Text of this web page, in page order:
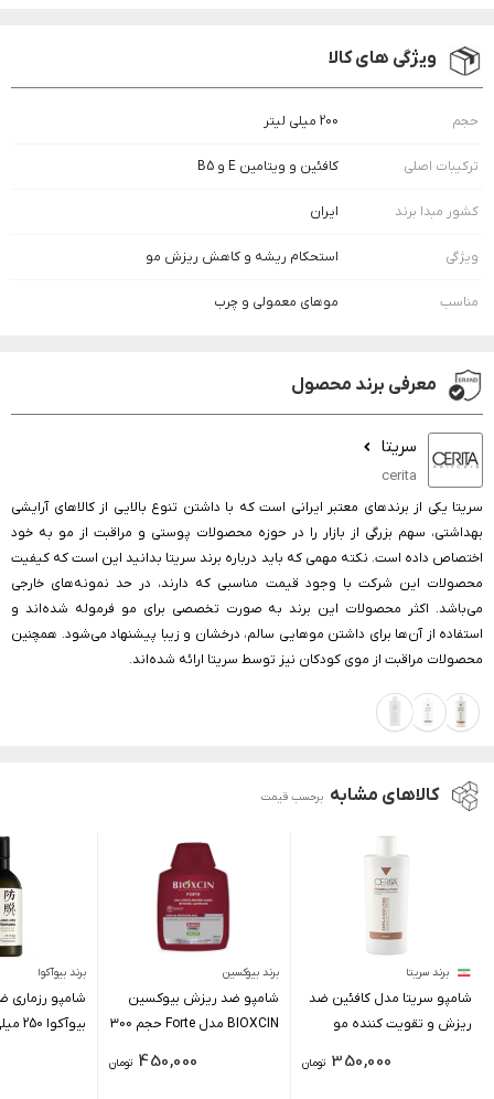
ویژگی های کالا
حجم 200 میلی لیتر
ترکیبات اصلی کافئین و ویتامین E و B5
کشور مبدا برند ایران
ویژگی استحکام ریشه و کاهش ریزش مو
مناسب موهای معمولی و چرب
معرفی برند محصول
سریتا
cerita
سریتا یکی از برندهای معتبر ایرانی است که با داشتن تنوع بالایی از کالاهای آرایشی
بهداشتی، سهم بزرگی از بازار را در حوزه محصولات پوستی و مراقبت از مو به خود
اختصاص داده است. نکته مهمی که باید درباره برند سریتا بدانید این است که کیفیت
محصولات این شرکت با وجود قیمت مناسبی که دارند، در حد نمونه‌های خارجی
می‌باشد. اکثر محصولات این برند به صورت تخصصی برای مو فرموله شده‌اند و
استفاده از آن‌ها برای داشتن موهایی سالم، درخشان و زیبا پیشنهاد می‌شود. همچنین
محصولات مراقبت از موی کودکان نیز توسط سریتا ارائه شده‌اند.
کالاهای مشابه برحسب قیمت
برند سریتا
شامپو سریتا مدل کافئین ضد
ریزش و تقویت کننده مو
تومان 350,000
برند بیوکسین
شامپو ضد ریزش بیوکسین
BIOXCIN مدل Forte حجم 300
تومان 450,000
برند بیوآکوا
شامپو
بیوآکوا 250 میلی لیتر